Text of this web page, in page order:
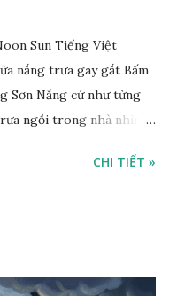
Sun Tiếng Việt
nắng trưa gay gắt Bấm
Sơn Nắng cứ như từng
ngồi trong nhà nhìn
CHI TIẾT »